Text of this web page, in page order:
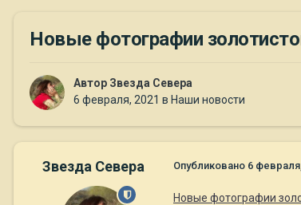
Новые фотографии
Автор Звезда Севера
6 февраля, 2021 в Наши новости
Звезда Севера Опубликовано 6
Новые фотографии